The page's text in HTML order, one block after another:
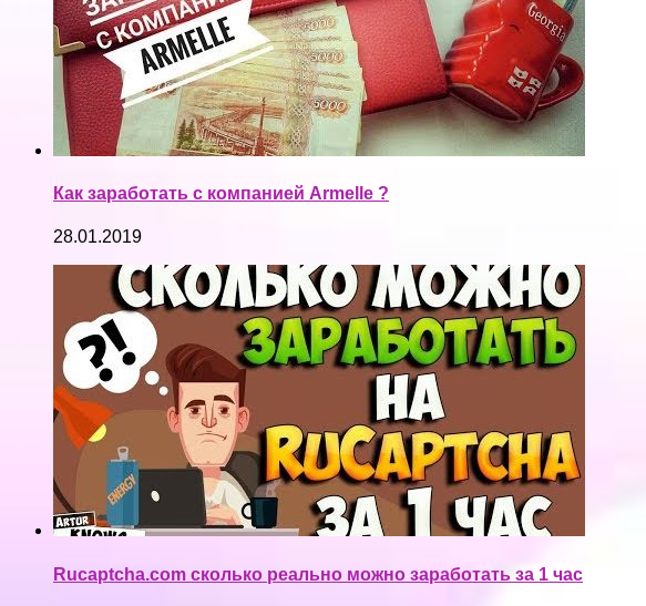
Как заработать с компанией Armelle ?
28.01.2019
Rucaptcha.com сколько реально можно заработать за 1 час